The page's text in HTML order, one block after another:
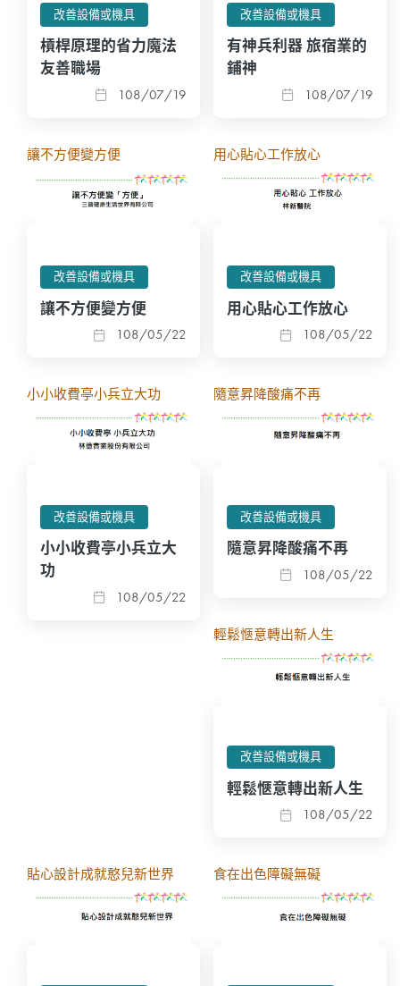
改善設備或機具
槓桿原理的省力魔法
友善職場
108/07/19
改善設備或機具
有神兵利器 旅宿業的
鋪神
108/07/19
改善設備或機具
讓不方便變方便
108/05/22
讓不方便變方便
改善設備或機具
用心貼心工作放心
108/05/22
用心貼心工作放心
改善設備或機具
小小收費亭小兵立大
功
108/05/22
小小收費亭小兵立大功
改善設備或機具
隨意昇降酸痛不再
108/05/22
隨意昇降酸痛不再
改善設備或機具
輕鬆愜意轉出新人生
108/05/22
輕鬆愜意轉出新人生
貼心設計成就憨兒新世界 食在出色障礙無礙